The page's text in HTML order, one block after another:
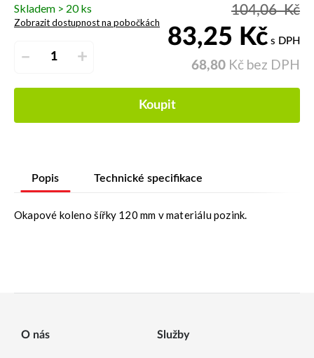
Skladem > 20 ks
Zobrazit dostupnost na pobočkách
– +
104,06Kč
83,25 Kč s DPH
68,80 Kč bez DPH
Koupit
Popis Technické specifikace
Okapové koleno šířky 120 mm v materiálu pozink.
O nás Služby